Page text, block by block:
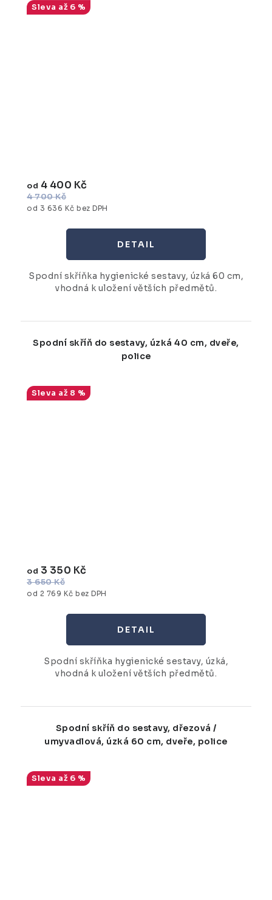
až 6 %
od 3 636 Kč bez DPH
od 4 400 Kč
4 700 Kč
Spodní skříňka hygienické sestavy, úzká 60 cm,
vhodná k uložení větších předmětů.
Spodní skříň do sestavy, úzká 40 cm, dveře,
police
až 8 %
od 2 769 Kč bez DPH
od 3 350 Kč
3 650 Kč
Spodní skříňka hygienické sestavy, úzká,
vhodná k uložení větších předmětů.
Spodní skříň do sestavy, dřezová /
umyvadlová, úzká 60 cm, dveře, police
až 6 %